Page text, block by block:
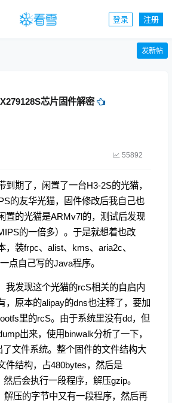
登录 注册
发新帖
芯片固件解密
55892
到期了，闲置了一台H3-2S的光猫，
的友华光猫，固件修改后我自己也
置的光猫是ARMv7l的，测试后发现
的一倍多）。于是就想着也改
，装frpc、alist、kms、aria2c、
点自己写的Java程序。
我发现这个光猫的rcS相关的自启内
，原本的alipay的dns也注释了，要加
里的rcS。由于系统里没有dd，但
出来，使用binwalk分析了一下，
了文件系统。整个固件的文件结构大
件结构，占480bytes，然后是
后会执行一段程序，解压gzip。
解压的字节中又有一段程序，然后再